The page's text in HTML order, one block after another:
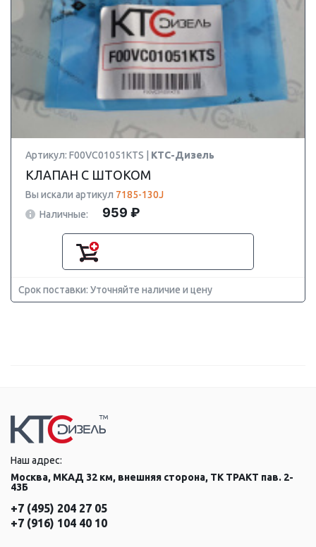
Артикул: F00VC01051KTS | КТС-Дизель
КЛАПАН С ШТОКОМ
Вы искали артикул 7185-130J
Наличные:
959 ₽
Срок поставки: Уточняйте наличие и цену
Наш адрес:
Москва, МКАД 32 км, внешняя сторона, ТК ТРАКТ пав. 2-
43Б
+7 (495) 204 27 05
+7 (916) 104 40 10